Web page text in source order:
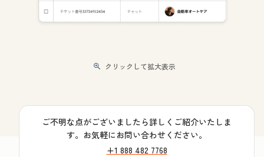
クリックして拡大表示
ご不明な点がございましたら詳しくご紹介いたしま
す。お気軽にお問い合わせください。
+1 888 482 7768